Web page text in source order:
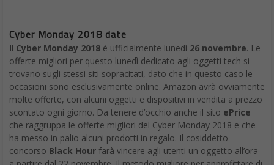
Cyber Monday 2018 date
Il Cyber Monday 2018 è ufficialmente lunedì 26 novembre. Le
offerte migliori per questo lunedì dedicato agli oggetti tech si
trovano sugli stessi siti sopracitati, dato che in questo caso le
occasioni sono esclusivamente online. Amazon avrà ovviamente
molte offerte, con alcuni oggetti e dispositivi in vendita a prezzo
scontato ogni giorno. Da tenere d’occhio anche il sito ePrice
che raggruppa le offerte migliori del Cyber Monday 2018 e che
ha messo in palio alcuni prodotti in regalo. Il cosiddetto
concorso Black Hour farà vincere agli utenti un oggetto all’ora